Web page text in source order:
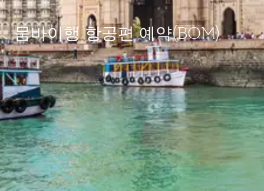
뭄바이행 항공편 예약(BOM)